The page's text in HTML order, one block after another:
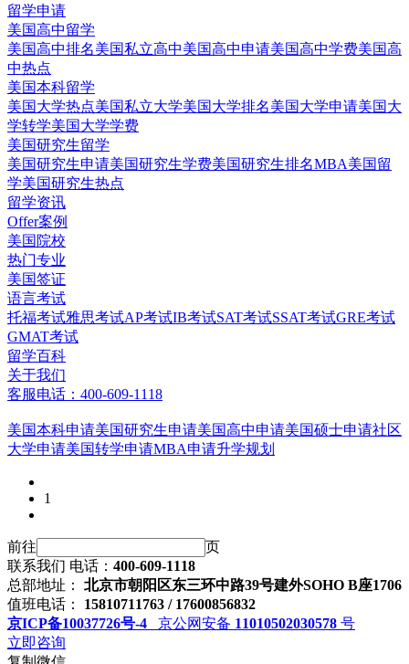
留学申请
美国高中留学
美国高中排名美国私立高中美国高中申请美国高中学费美国高
中热点
美国本科留学
美国大学热点美国私立大学美国大学排名美国大学申请美国大
学转学美国大学学费
美国研究生留学
美国研究生申请美国研究生学费美国研究生排名MBA美国留
学美国研究生热点
留学资讯
Offer案例
美国院校
热门专业
美国签证
语言考试
托福考试雅思考试AP考试IB考试SAT考试SSAT考试GRE考试
GMAT考试
留学百科
关于我们
客服电话：400-609-1118
美国本科申请美国研究生申请美国高中申请美国硕士申请社区
大学申请美国转学申请MBA申请升学规划
1
前往
页
联系我们 电话： 400-609-1118
总部地址： 北京市朝阳区东三环中路39号建外SOHO B座1706
值班电话： 15810711763 / 17600856832
京ICP备10037726号-4 京公网安备 11010502030578 号
立即咨询